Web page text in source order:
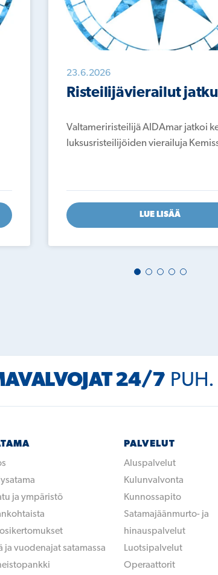
23.6.2026
Risteilijävierailut
Valtameriristeilijä AIDAmar jatkoi
luksusristeilijöiden vierailuja
LUE LISÄÄ
24/7
ja ympäristö
ja vuodenajat satamassa
PALVELUT
Aluspalvelut
Kulunvalvonta
Kunnossapito
Satamajäänmurto- ja
hinauspalvelut
Luotsipalvelut
Operaattorit